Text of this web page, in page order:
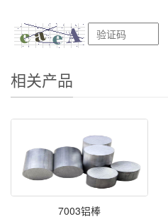
相关产品
7003铝棒